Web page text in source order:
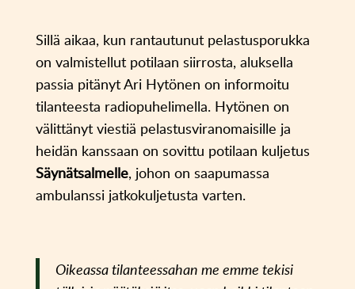
Sillä aikaa, kun rantautunut pelastusporukka
on valmistellut potilaan siirrosta, aluksella
passia pitänyt Ari Hytönen on informoitu
tilanteesta radiopuhelimella. Hytönen on
välittänyt viestiä pelastusviranomaisille ja
heidän kanssaan on sovittu potilaan kuljetus
Säynätsalmelle, johon on saapumassa
ambulanssi jatkokuljetusta varten.
Oikeassa tilanteessahan me emme tekisi